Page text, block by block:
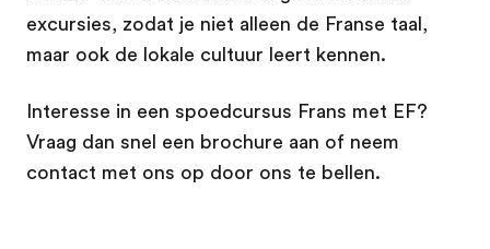
excursies, zodat je niet alleen de Franse taal,
maar ook de lokale cultuur leert kennen.
Interesse in een spoedcursus Frans met EF?
Vraag dan snel een brochure aan of neem
contact met ons op door ons te bellen.